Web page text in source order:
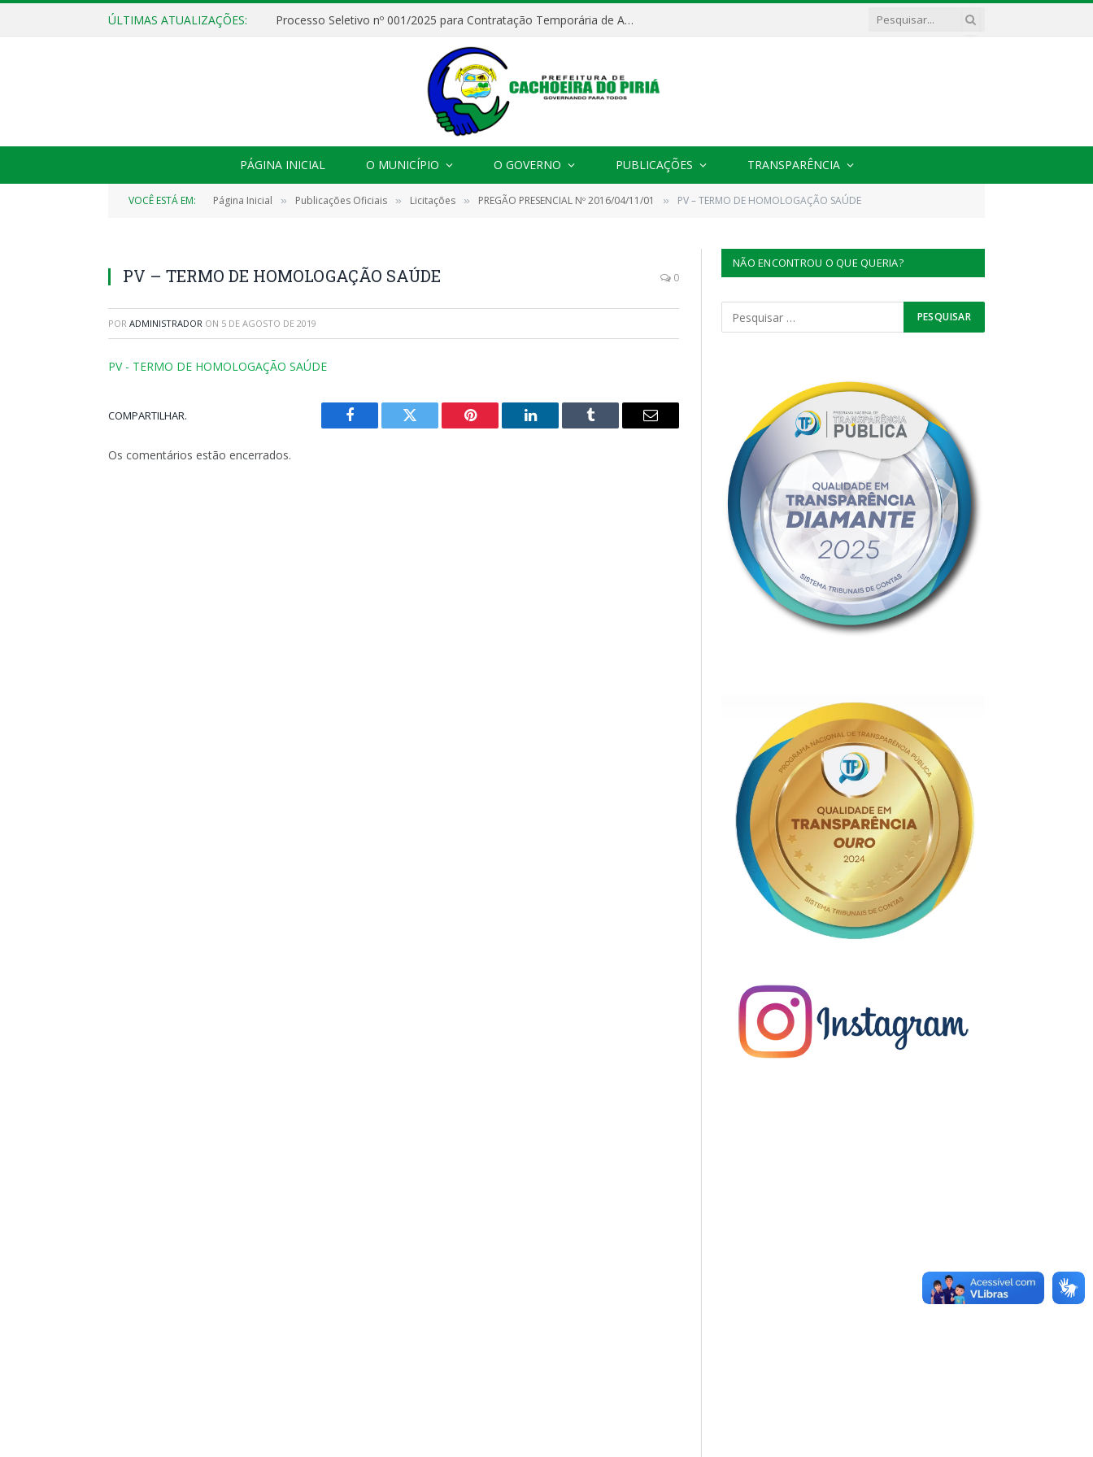
ÚLTIMAS ATUALIZAÇÕES: Processo Seletivo nº 001/2025 para Contratação Temporária de Agentes Comunitários de Saúde (ACS)
PÁGINA INICIAL O MUNICÍPIO O GOVERNO PUBLICAÇÕES TRANSPARÊNCIA
VOCÊ ESTÁ EM: Página Inicial » Publicações Oficiais » Licitações » PREGÃO PRESENCIAL Nº 2016/04/11/01 » PV – TERMO DE HOMOLOGAÇÃO SAÚDE
PV – TERMO DE HOMOLOGAÇÃO SAÚDE 0
POR ADMINISTRADOR ON 5 DE AGOSTO DE 2019
PV - TERMO DE HOMOLOGAÇÃO SAÚDE
COMPARTILHAR.
Facebook Twitter Pinterest LinkedIn Tumblr
E-
Os comentários estão encerrados.
NÃO ENCONTROU O QUE QUERIA?